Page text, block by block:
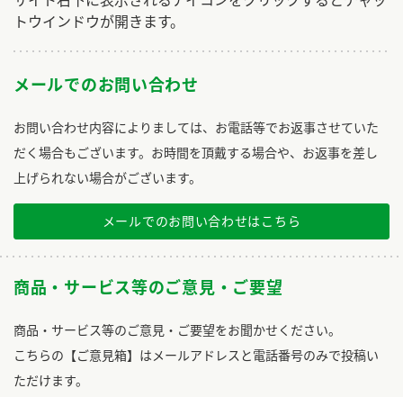
トウインドウが開きます。
メールでのお問い合わせ
お問い合わせ内容によりましては、お電話等でお返事させていた
だく場合もございます。お時間を頂戴する場合や、お返事を差し
上げられない場合がございます。
メールでのお問い合わせはこちら
商品・サービス等のご意見・ご要望
商品・サービス等のご意見・ご要望をお聞かせください。
こちらの【ご意見箱】はメールアドレスと電話番号のみで投稿い
ただけます。